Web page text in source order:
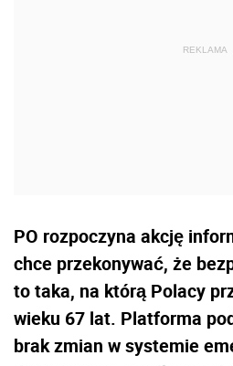
PO rozpoczyna akcję
chce przekonywać, że
to taka, na którą Polacy
wieku 67 lat. Platforma
brak zmian w systemie